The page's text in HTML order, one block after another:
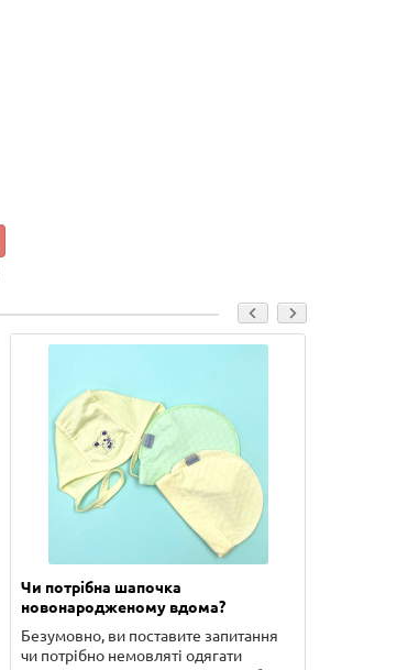
Чи потрібна шапочка
новонародженому вдома?
Безумовно, ви поставите запитання
чи потрібно немовляті одягати